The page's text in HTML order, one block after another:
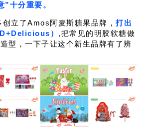
”十分重要。
创立了Amos阿麦斯糖果品牌，打出
）,把常见的明胶软糖做
型，一下子让这个新生品牌有了辨